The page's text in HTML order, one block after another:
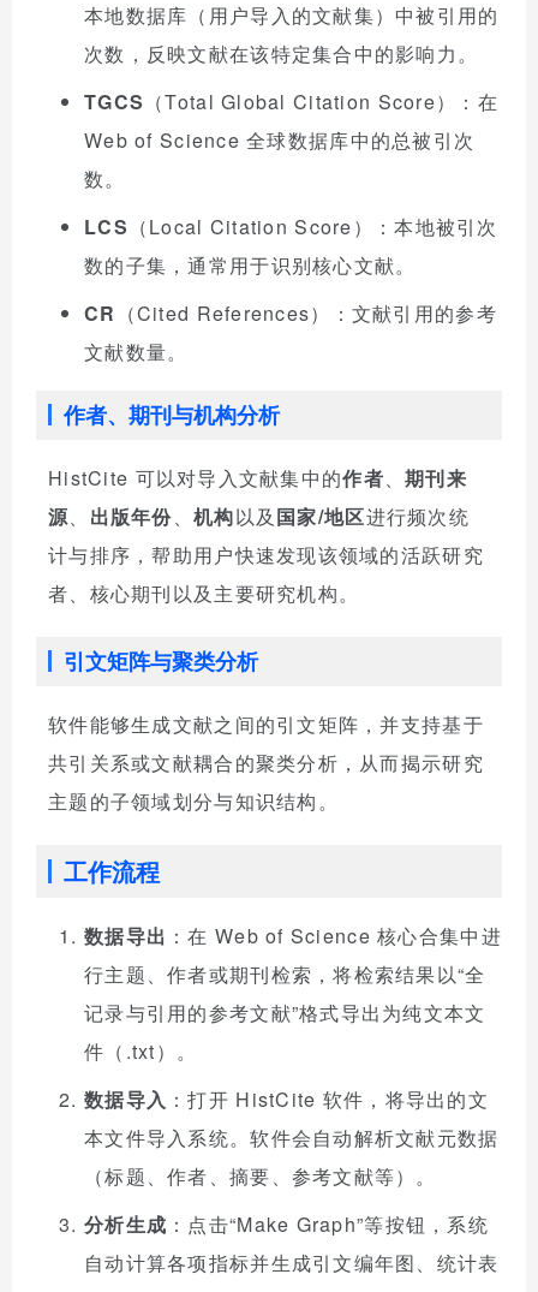
本地数据库（用户导入的文献集）中被引用的
次数，反映文献在该特定集合中的影响力。
TGCS （Total Global Citation Score）：在
Web of Science 全球数据库中的总被引次
数。
LCS （Local Citation Score）：本地被引次
数的子集，通常用于识别核心文献。
CR （Cited References）：文献引用的参考
文献数量。
作者、期刊与机构分析
HistCite 可以对导入文献集中的作者、期刊来
源、 出版年份、 机构以及 国家/地区进行频次统
计与排序，帮助用户快速发现该领域的活跃研究
者、核心期刊以及主要研究机构。
引文矩阵与聚类分析
软件能够生成文献之间的引文矩阵，并支持基于
共引关系或文献耦合的聚类分析，从而揭示研究
主题的子领域划分与知识结构。
工作流程
数据导出 ：在 Web of Science 核心合集中进
行主题、作者或期刊检索，将检索结果以“全
记录与引用的参考文献”格式导出为纯文本文
件（.txt）。
数据导入 ：打开 HistCite 软件，将导出的文
本文件导入系统。软件会自动解析文献元数据
（标题、作者、摘要、参考文献等）。
分析生成 ：点击“Make Graph”等按钮，系统
自动计算各项指标并生成引文编年图、统计表